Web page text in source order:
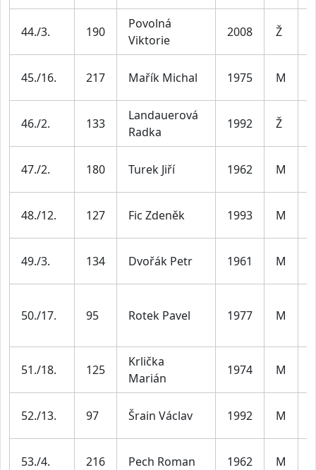
44./3. 190
Povolná
Viktorie
2008 Ž
45./16. 217 Mařík Michal 1975 M
46./2. 133
Landauerová
Radka
1992 Ž
47./2. 180 Turek Jiří 1962 M
48./12. 127 Fic Zdeněk 1993 M
49./3. 134 Dvořák Petr 1961 M
50./17. 95 Rotek Pavel 1977 M
51./18. 125
Krlička
Marián
1974 M
52./13. 97 Šrain Václav 1992 M
53./4. 216 Pech Roman 1962 M